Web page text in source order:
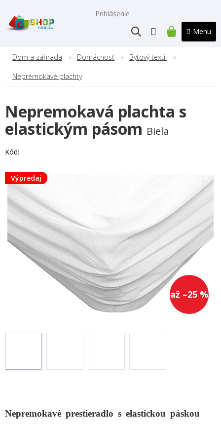
obsah
Prihlásenie
NÁKUPNÝ
Dom a záhrada Domácnosť Bytový textil
Nepremokavé plachty
Nepremokavá plachta s
elastickým pásom Biela
Kód:
až –25 %
Výpredaj
Výpredaj
Nepremokavé prestieradlo s elastickou páskou